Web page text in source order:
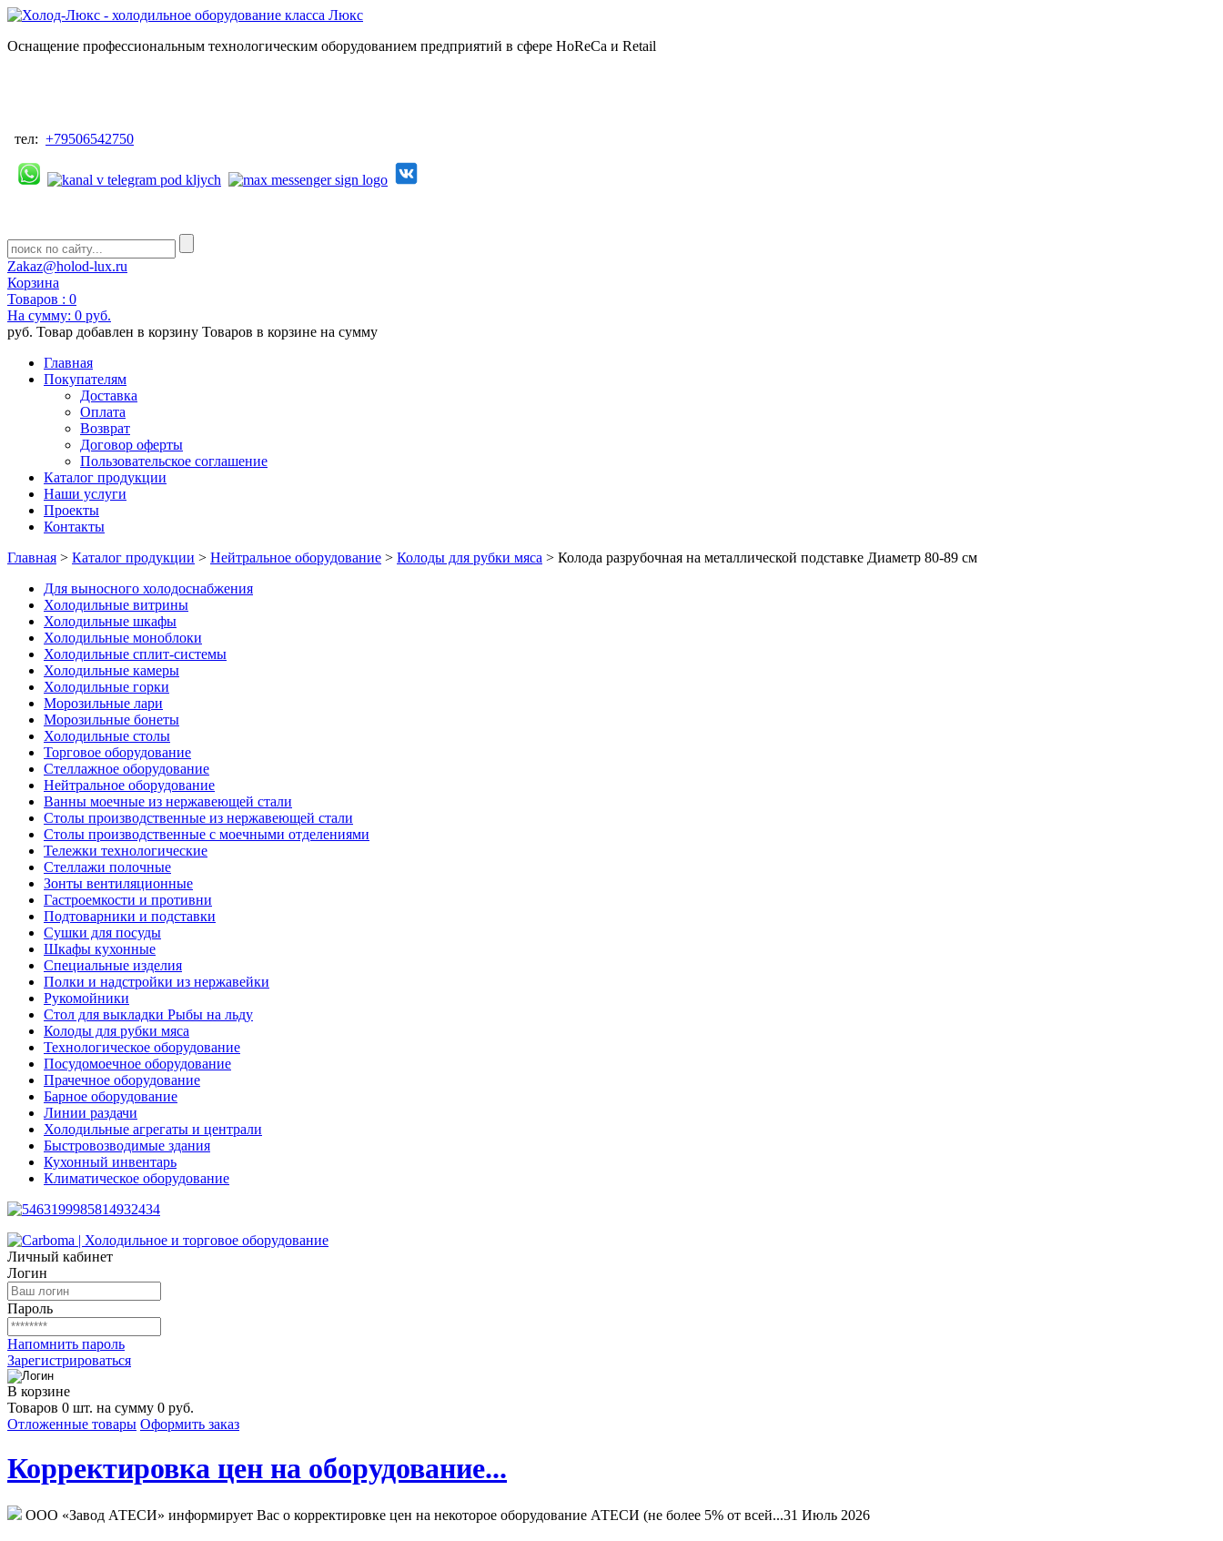
Оснащение профессиональным технологическим оборудованием предприятий в сфере HoReCa и Retail
тел: +79506542750
Zakaz@holod-lux.ru
Корзина
Товаров : 0
На сумму: 0 руб.
руб. Товар добавлен в корзину Товаров в корзине на сумму
Главная
Покупателям
Доставка
Оплата
Возврат
Договор оферты
Пользовательское соглашение
Каталог продукции
Наши услуги
Проекты
Контакты
Главная > Каталог продукции > Нейтральное оборудование > Колоды для рубки мяса > Колода разрубочная на металлической подставке Диаметр 80-89 cм
Для выносного холодоснабжения
Холодильные витрины
Холодильные шкафы
Холодильные моноблоки
Холодильные сплит-системы
Холодильные камеры
Холодильные горки
Морозильные лари
Морозильные бонеты
Холодильные столы
Торговое оборудование
Стеллажное оборудование
Нейтральное оборудование
Ванны моечные из нержавеющей стали
Столы производственные из нержавеющей стали
Столы производственные с моечными отделениями
Тележки технологические
Стеллажи полочные
Зонты вентиляционные
Гастроемкости и противни
Подтоварники и подставки
Сушки для посуды
Шкафы кухонные
Специальные изделия
Полки и надстройки из нержавейки
Рукомойники
Стол для выкладки Рыбы на льду
Колоды для рубки мяса
Технологическое оборудование
Посудомоечное оборудование
Прачечное оборудование
Барное оборудование
Линии раздачи
Холодильные агрегаты и централи
Быстровозводимые здания
Кухонный инвентарь
Климатическое оборудование
Личный кабинет
Логин
Пароль
Напомнить пароль
Зарегистрироваться
В корзине
Товаров 0 шт. на сумму 0 руб.
Отложенные товары Оформить заказ
Корректировка цен на оборудование...
ООО «Завод АТЕСИ» информирует Вас о корректировке цен на некоторое оборудование АТЕСИ (не более 5% от всей...31 Июль 2026